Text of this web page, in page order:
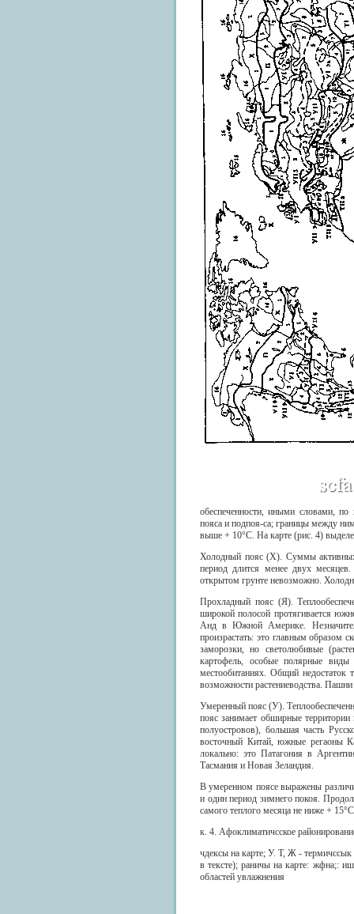
обеспеченности, иными словами,
пояса и подпоя-са; границы между
выше + 10°С. На карте (рис. 4)
Холодный пояс (X). Суммы активных
период длится менее двух
открытом грунте невозможно.
Прохладный пояс (Я).
широкой полосой протягивается
Анд в Южной Америке.
произрастать: это главным образом
заморозки, но светолюбивые
картофель, особые полярные виды
местообитаниях. Общий недостаток
возможности растениеводства.
Умеренный пояс (У).
пояс занимает обширные
полуостровов), большая часть
восточный Китай, южные регаоны
локально: это Патагония в
Тасмания и Новая Зеландия.
В умеренном поясе выражены
и один период зимнего покоя.
самого теплого месяца не ниже +
к. 4. Афоклиматичсское
чдексы на карте; У. Т, Ж -
в тексте); раничы на карте: жфна;:
областей увлажнения